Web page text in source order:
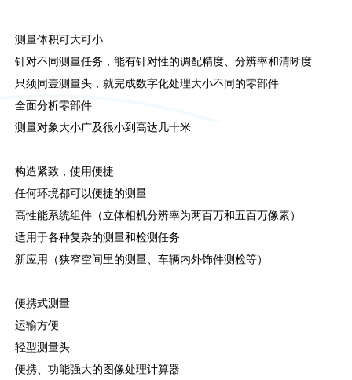
测量体积可大可小
针对不同测量任务，能有针对性的调配精度、分辨率和清晰度
只须同壹测量头，就完成数字化处理大小不同的零部件
全面分析零部件
测量对象大小广及很小到高达几十米
构造紧致，使用便捷
任何环境都可以便捷的测量
高性能系统组件（立体相机分辨率为两百万和五百万像素）
适用于各种复杂的测量和检测任务
新应用（狭窄空间里的测量、车辆内外饰件测检等）
便携式测量
运输方便
轻型测量头
便携、功能强大的图像处理计算器